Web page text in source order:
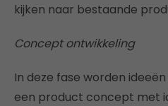
kijken naar bestaande
Concept ontwikkeling
In deze fase worden
een product concept met